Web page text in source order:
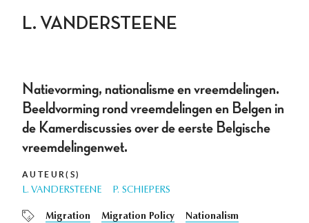
L. VANDERSTEENE
Natievorming, nationalisme en vreemdelingen.
Beeldvorming rond vreemdelingen en Belgen in
de Kamerdiscussies over de eerste Belgische
vreemdelingenwet.
AUTEUR(S)
L. VANDERSTEENE P. SCHIEPERS
Migration Migration Policy Nationalism